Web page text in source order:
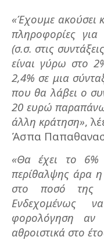
«Έχουμε ακούσει
πληροφορίες
(σ.σ. στις
είναι γύρω στο
2,4% σε μια
που θα λάβει ο
20 ευρώ
άλλη κράτηση»,
Άσπα
«Θα έχει το 6%
περίθαλψης άρα
στο ποσό της
Ενδεχομένως
φορολόγηση αν
αθροιστικά στο